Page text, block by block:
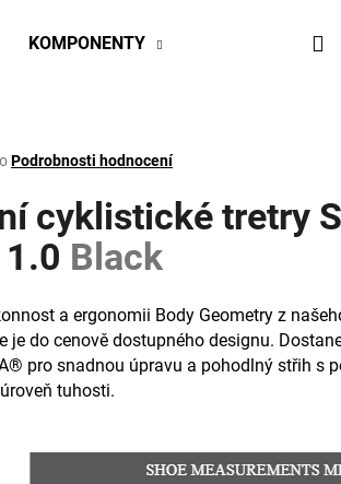
KOMPONENTY BIKESPORT
Podrobnosti hodnocení
cyklistické tretry
Black
a ergonomii Body Geometry z
je do cenově dostupného designu.
pro snadnou úpravu a pohodlný střih s
tuhosti.